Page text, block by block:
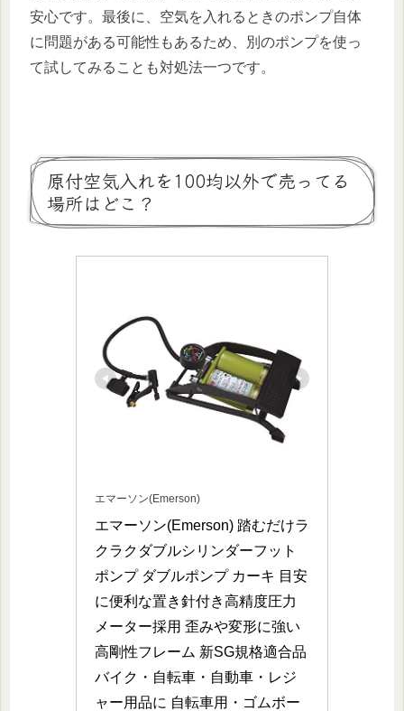
安心です。最後に、空気を入れるときのポンプ自体
に問題がある可能性もあるため、別のポンプを使っ
て試してみることも対処法一つです。
原付空気入れを100均以外で売ってる
場所はどこ？
エマーソン(Emerson)
エマーソン(Emerson) 踏むだけラ
クラクダブルシリンダーフット
ポンプ ダブルポンプ カーキ 目安
に便利な置き針付き高精度圧力
メーター採用 歪みや変形に強い
高剛性フレーム 新SG規格適合品
バイク・自転車・自動車・レジ
ャー用品に 自転車用・ゴムボー